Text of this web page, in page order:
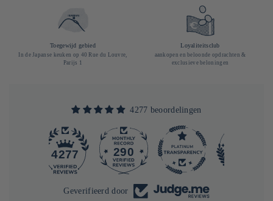
Toegewijd gebied
In de Japanse keuken op 40 Rue du Louvre,
Parijs 1
Loyaliteitsclub
aankopen en beloonde opdrachten &
exclusieve beloningen
4277 beoordelingen
4277 290
Geverifieerd door